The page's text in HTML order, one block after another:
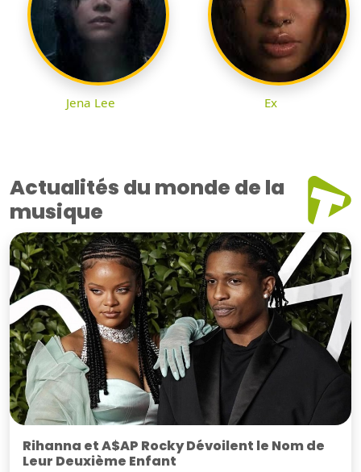
Jena Lee Ex
Actualités du monde de la
musique
Rihanna et A$AP Rocky Dévoilent le Nom de
Leur Deuxième Enfant